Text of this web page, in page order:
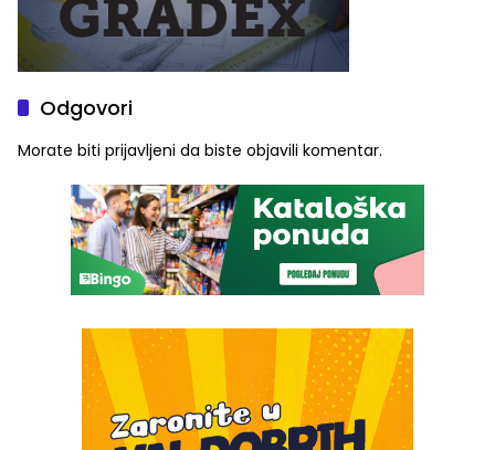
Odgovori
Morate biti prijavljeni da biste objavili komentar.